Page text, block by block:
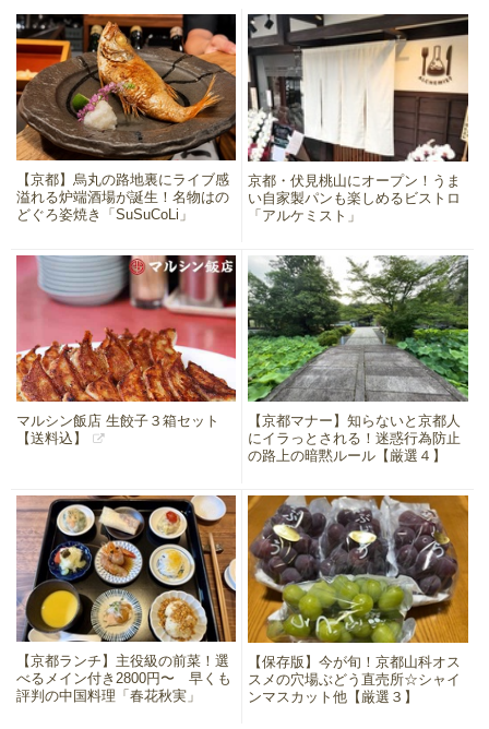
【京都】烏丸の路地裏にライブ感
溢れる炉端酒場が誕生！名物はの
どぐろ姿焼き「SuSuCoLi」
京都・伏見桃山にオープン！うま
い自家製パンも楽しめるビストロ
「アルケミスト」
マルシン飯店 生餃子３箱セット
【送料込】
【京都マナー】知らないと京都人
にイラっとされる！迷惑行為防止
の路上の暗黙ルール【厳選４】
【京都ランチ】主役級の前菜！選
べるメイン付き2800円〜 早くも
評判の中国料理「春花秋実」
【保存版】今が旬！京都山科オス
スメの穴場ぶどう直売所☆シャイ
ンマスカット他【厳選３】